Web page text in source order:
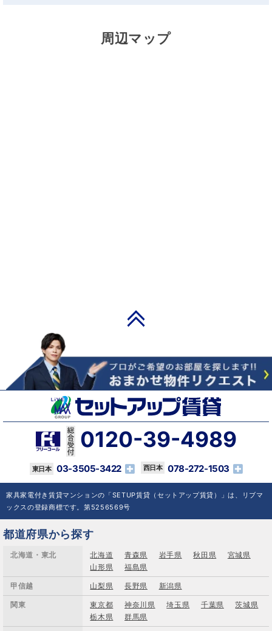
周辺マップ
0120-39-4989
03-3505-3422 078-272-1503
家具家電付き賃貸マンションの「SETUP賃貸（セットアップ賃貸）」は、リブマ
ックスの登録商標です。第5256569号
都道府県から探す
北海道・東北 北海道 青森県 岩手県 秋田県
宮城県
山形県
福島県
甲信越 山梨県 長野県 新潟県
関東 東京都 神奈川県 埼玉県 千葉県
茨城県
栃木県
群馬県